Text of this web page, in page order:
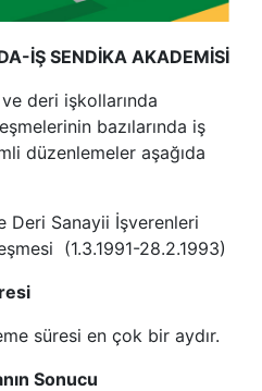
İŞ SENDİKA AKADEMİSİ
ve deri işkollarında
bazılarında iş
düzenlemeler aşağıda
Deri Sanayii İşverenleri
(1.3.1991-28.2.1993)
süresi en çok bir aydır.
Sonucu